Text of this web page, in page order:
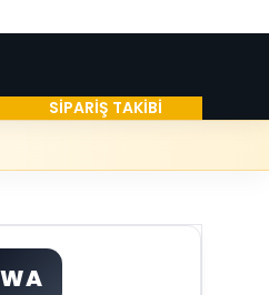
SİPARİŞ TAKİBİ
WA